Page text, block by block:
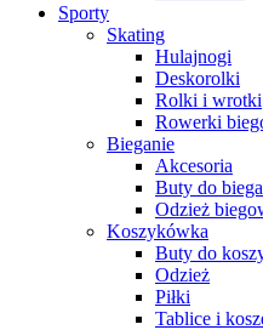
Sporty
Skating
Hulajnogi
Deskorolki
Rolki i wrotki
Rowerki
Bieganie
Akcesoria
Buty do
Odzież
Koszykówka
Buty do
Odzież
Piłki
Tablice i